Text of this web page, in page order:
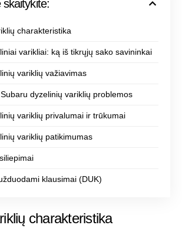
skaitykite:
charakteristika
varikliai: ką iš tikrųjų sako savininkai
variklių važiavimas
dyzelinių variklių problemos
variklių privalumai ir trūkumai
variklių patikimumas
klausimai (DUK)
charakteristika